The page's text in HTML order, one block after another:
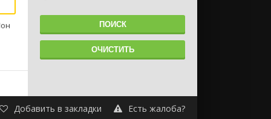
Добавить в закладки Есть жалоба?